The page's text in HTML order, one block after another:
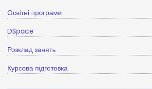
Освітні програми
DSpace
Розклад занять
Курсова підготовка